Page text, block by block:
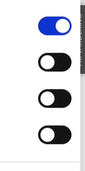
FRI VÄRDERING